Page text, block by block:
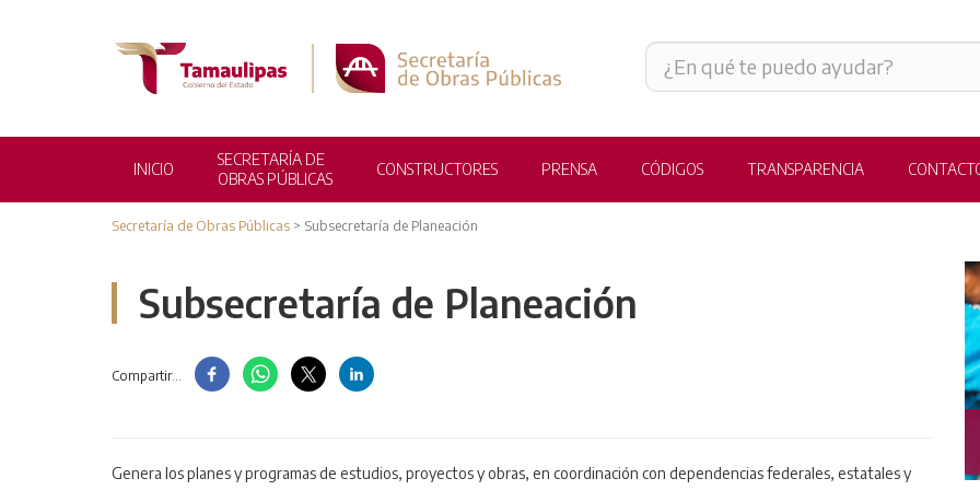
INICIO
SECRETARÍA DE
OBRAS PÚBLICAS
CONSTRUCTORES PRENSA CÓDIGOS TRANSPARENCIA
Secretaría de Obras Públicas > Subsecretaría de Planeación
Subsecretaría de Planeación
Compartir...
Genera los planes y programas de estudios, proyectos y obras, en coordinación con dependencias federales, estatales y